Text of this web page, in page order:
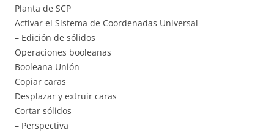
Planta de SCP
Activar el Sistema de Coordenadas Universal
– Edición de sólidos
Operaciones booleanas
Booleana Unión
Copiar caras
Desplazar y extruir caras
Cortar sólidos
– Perspectiva